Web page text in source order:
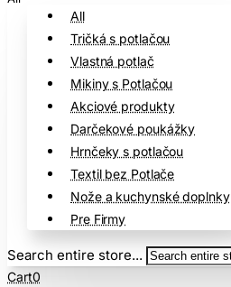
All
Tričká s potlačou
Vlastná potlač
Mikiny s Potlačou
Akciové produkty
Darčekové poukážky
Hrnčeky s potlačou
Textil bez Potlače
Nože a kuchynské doplnky
Pre Firmy
Search entire store...
Cart0